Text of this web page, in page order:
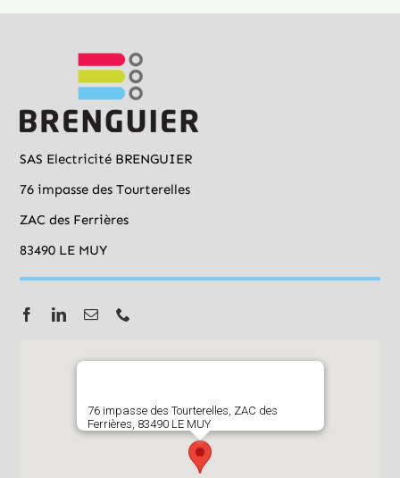
SAS Electricité BRENGUIER
76 impasse des Tourterelles
ZAC des Ferrières
83490 LE MUY
76 impasse des Tourterelles, ZAC des
Ferrières, 83490 LE MUY